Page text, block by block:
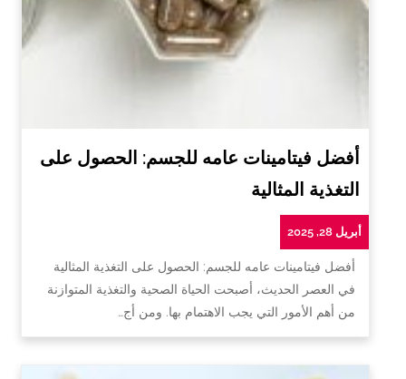
أفضل فيتامينات عامه للجسم: الحصول على
التغذية المثالية
أبريل 28, 2025
أفضل فيتامينات عامه للجسم: الحصول على التغذية المثالية
في العصر الحديث، أصبحت الحياة الصحية والتغذية المتوازنة
من أهم الأمور التي يجب الاهتمام بها. ومن أج…